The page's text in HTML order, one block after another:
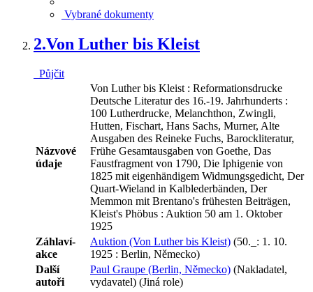
Vybrané dokumenty
2.Von Luther bis Kleist
Půjčit
Názvové
údaje
Von Luther bis Kleist : Reformationsdrucke
Deutsche Literatur des 16.-19. Jahrhunderts :
100 Lutherdrucke, Melanchthon, Zwingli,
Hutten, Fischart, Hans Sachs, Murner, Alte
Ausgaben des Reineke Fuchs, Barockliteratur,
Frühe Gesamtausgaben von Goethe, Das
Faustfragment von 1790, Die Iphigenie von
1825 mit eigenhändigem Widmungsgedicht, Der
Quart-Wieland in Kalblederbänden, Der
Memmon mit Brentano's frühesten Beiträgen,
Kleist's Phöbus : Auktion 50 am 1. Oktober
1925
Záhlaví-
akce
Auktion (Von Luther bis Kleist) (50._: 1. 10.
1925 : Berlin, Německo)
Další
autoři
Paul Graupe (Berlin, Německo) (Nakladatel,
vydavatel) (Jiná role)